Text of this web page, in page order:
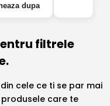
dupa
filtrele
cele ce ti se par mai
care te